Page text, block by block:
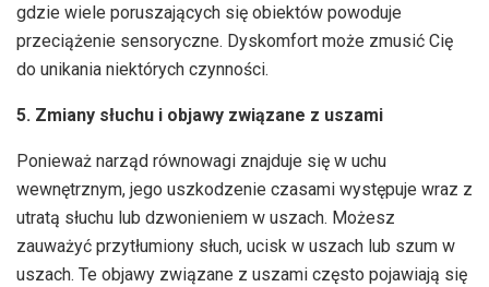
gdzie wiele poruszających się obiektów powoduje
przeciążenie sensoryczne. Dyskomfort może zmusić Cię
do unikania niektórych czynności.
5. Zmiany słuchu i objawy związane z uszami
Ponieważ narząd równowagi znajduje się w uchu
wewnętrznym, jego uszkodzenie czasami występuje wraz z
utratą słuchu lub dzwonieniem w uszach. Możesz
zauważyć przytłumiony słuch, ucisk w uszach lub szum w
uszach. Te objawy związane z uszami często pojawiają się